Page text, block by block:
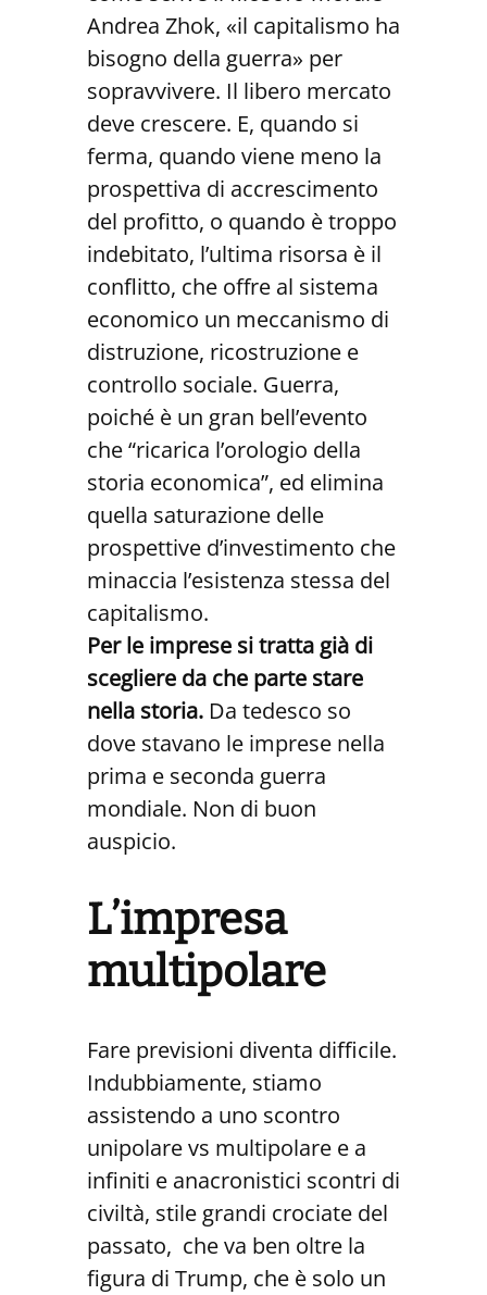
Andrea Zhok, «il capitalismo ha
bisogno della guerra» per
sopravvivere. Il libero mercato
deve crescere. E, quando si
ferma, quando viene meno la
prospettiva di accrescimento
del profitto, o quando è troppo
indebitato, l’ultima risorsa è il
conflitto, che offre al sistema
economico un meccanismo di
distruzione, ricostruzione e
controllo sociale. Guerra,
poiché è un gran bell’evento
che “ricarica l’orologio della
storia economica”, ed elimina
quella saturazione delle
prospettive d’investimento che
minaccia l’esistenza stessa del
capitalismo.
Per le imprese si tratta già di
scegliere da che parte stare
nella storia. Da tedesco so
dove stavano le imprese nella
prima e seconda guerra
mondiale. Non di buon
auspicio.
L’impresa
multipolare
Fare previsioni diventa difficile.
Indubbiamente, stiamo
assistendo a uno scontro
unipolare vs multipolare e a
infiniti e anacronistici scontri di
civiltà, stile grandi crociate del
passato, che va ben oltre la
figura di Trump, che è solo un